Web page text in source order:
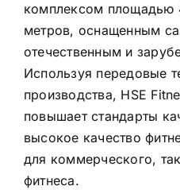
комплексом площадью
метров, оснащенным
отечественным и
Используя передовые
производства, HSE
повышает стандарты
высокое качество
для коммерческого,
фитнеса.